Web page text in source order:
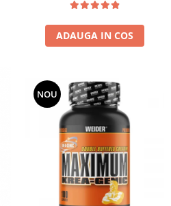
ADAUGA IN COS
NOU